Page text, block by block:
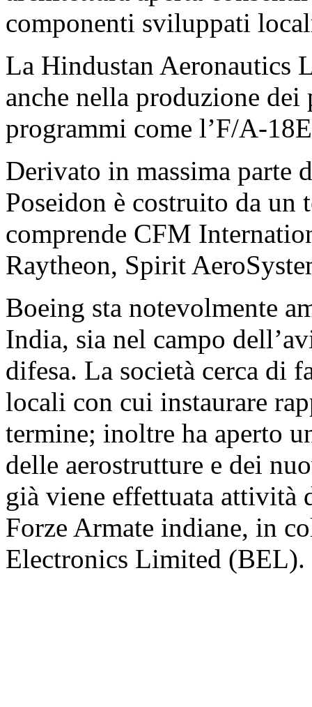
componenti sviluppati
La Hindustan Aeronautics
anche nella produzione
programmi come l’F/A-
Derivato in massima parte
Poseidon è costruito da un
comprende CFM
Raytheon, Spirit
Boeing sta notevolmente
India, sia nel campo
difesa. La società cerca di
locali con cui instaurare
termine; inoltre ha aperto
delle aerostrutture e dei
già viene effettuata attività
Forze Armate indiane, in
Electronics Limited (BEL).